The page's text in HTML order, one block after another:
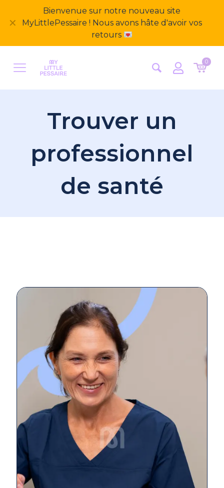
Bienvenue sur notre nouveau site
MyLittlePessaire ! Nous avons hâte d'avoir vos
retours
✕
0
Trouver un
professionnel
de santé